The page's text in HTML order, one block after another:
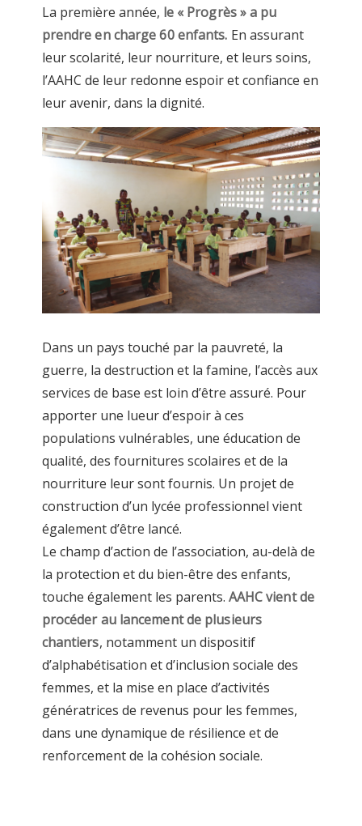
La première année, le « Progrès » a pu
prendre en charge 60 enfants. En assurant
leur scolarité, leur nourriture, et leurs soins,
l’AAHC de leur redonne espoir et confiance en
leur avenir, dans la dignité.
Dans un pays touché par la pauvreté, la
guerre, la destruction et la famine, l’accès aux
services de base est loin d’être assuré. Pour
apporter une lueur d’espoir à ces
populations vulnérables, une éducation de
qualité, des fournitures scolaires et de la
nourriture leur sont fournis. Un projet de
construction d’un lycée professionnel vient
également d’être lancé.
Le champ d’action de l’association, au-delà de
la protection et du bien-être des enfants,
touche également les parents. AAHC vient de
procéder au lancement de plusieurs
chantiers, notamment un dispositif
d’alphabétisation et d’inclusion sociale des
femmes, et la mise en place d’activités
génératrices de revenus pour les femmes,
dans une dynamique de résilience et de
renforcement de la cohésion sociale.